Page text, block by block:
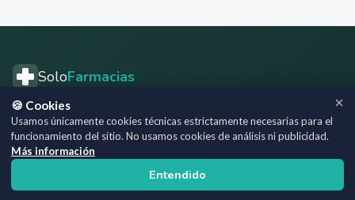
SoloFarmacias
El directorio de farmacias más completo de España. Encuentra
farmacias abiertas, horarios, teléfonos y servicios en todo el
territorio nacional.
🍪 Cookies
Usamos únicamente cookies técnicas estrictamente necesarias para el
funcionamiento del sitio. No usamos cookies de análisis ni publicidad.
Más información
Entendido